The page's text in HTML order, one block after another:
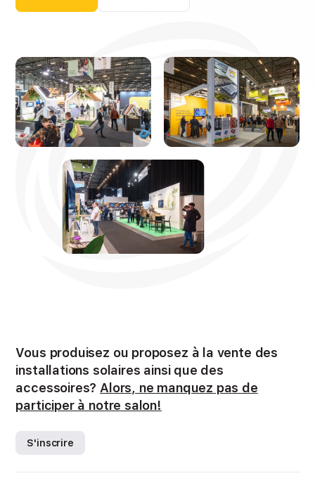
Vous produisez ou proposez à la vente des
installations solaires ainsi que des
accessoires?Alors, ne manquez pas de
participer à notre salon!
S'inscrire